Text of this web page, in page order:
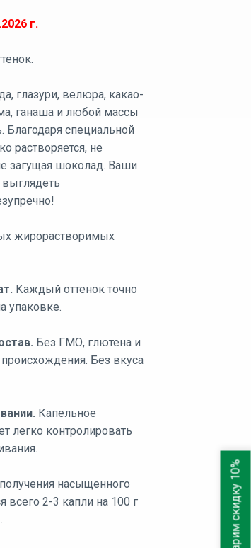
г.
глазури, велюра, какао-
ганаша и любой массы
Благодаря специальной
растворяется, не
загущая шоколад. Ваши
выглядеть
жирорастворимых
Каждый оттенок точно
упаковке.
Без ГМО, глютена и
Без вкуса
Капельное
легко контролировать
насыщенного
всего 2-3 капли на 100 г
Дарим скидку 10%